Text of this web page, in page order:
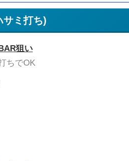
サミ打ち)
狙い
ちでOK